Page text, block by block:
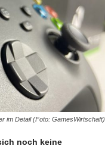
im Detail (Foto: GamesWirtschaft)
noch keine